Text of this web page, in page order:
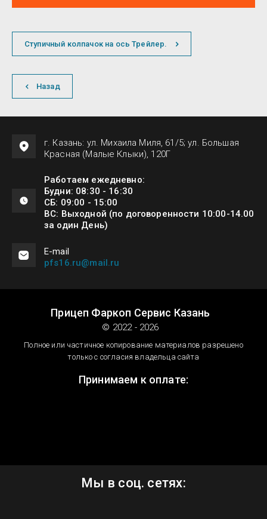
Ступичный колпачок на ось Трейлер.
Назад
г. Казань: ул. Михаила Миля, 61/5; ул. Большая
Красная (Малые Клыки), 120Г
Работаем ежедневно:
Будни: 08:30 - 16:30
СБ: 09:00 - 15:00
ВС: Выходной (по договоренности 10:00-14.00
за один День)
Е-mail
pfs16.ru@mail.ru
Прицеп Фаркоп Сервис Казань
© 2022 - 2026
Полное или частичное копирование материалов разрешено
только с согласия владельца сайта
Принимаем к оплате:
Мы в соц. сетях: